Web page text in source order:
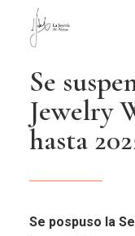
NOTICIAS DE
NOVEDADES
DE VISITA
Se suspe
Jewelry
hasta 202
Se pospuso la